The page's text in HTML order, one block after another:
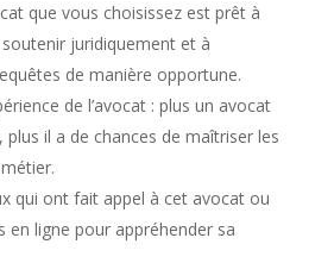
que vous choisissez est prêt à
juridiquement et à
de manière opportune.
de l’avocat : plus un avocat
plus il a de chances de maîtriser les
qui ont fait appel à cet avocat ou
en ligne pour appréhender sa